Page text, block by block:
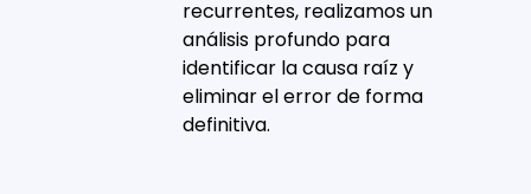
recurrentes, realizamos un
análisis profundo para
identificar la causa raíz y
eliminar el error de forma
definitiva.